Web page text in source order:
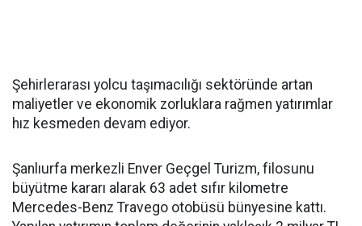
Şehirlerarası yolcu taşımacılığı sektöründe artan
maliyetler ve ekonomik zorluklara rağmen yatırımlar
hız kesmeden devam ediyor.
Şanlıurfa merkezli Enver Geçgel Turizm, filosunu
büyütme kararı alarak 63 adet sıfır kilometre
Mercedes-Benz Travego otobüsü bünyesine kattı.